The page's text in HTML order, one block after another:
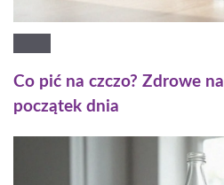
Co pić na czczo? Zdrowe
początek dnia